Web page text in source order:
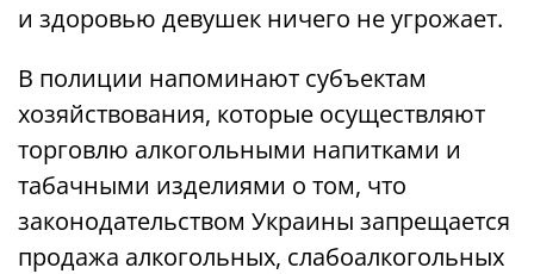
и здоровью девушек ничего не угрожает.
В полиции напоминают субъектам
хозяйствования, которые осуществляют
торговлю алкогольными напитками и
табачными изделиями о том, что
законодательством Украины запрещается
продажа алкогольных, слабоалкогольных